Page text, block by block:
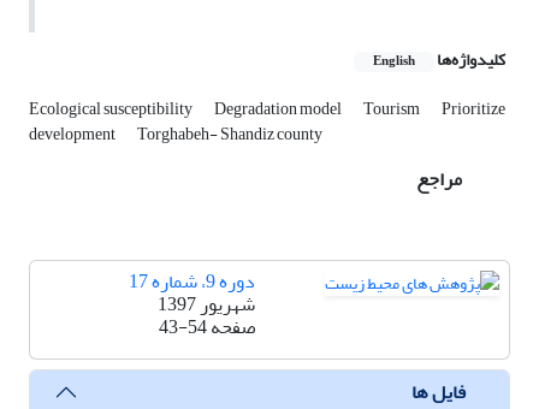
کلیدواژه‌ها English
Ecological susceptibility Degradation model Tourism Prioritize
development Torghabeh- Shandiz county
مراجع
دوره 9، شماره 17
شهریور 1397
صفحه43-54
فایل ها